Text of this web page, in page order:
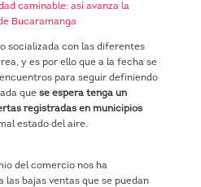
caminable: así avanza la
Bucaramanga
socializada con las diferentes
y es por ello que a la fecha se
para seguir definiendo
que se espera tenga un
registradas en municipios
estado del aire.
del comercio nos ha
bajas ventas que se puedan